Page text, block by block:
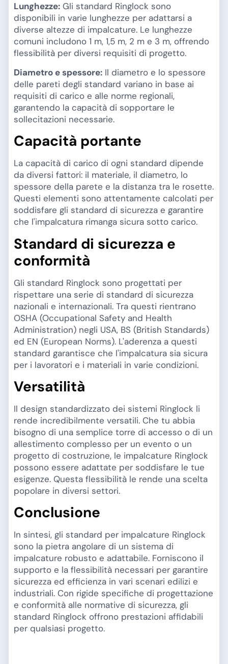
Lunghezze: Gli standard Ringlock sono
disponibili in varie lunghezze per adattarsi a
diverse altezze di impalcature. Le lunghezze
comuni includono 1 m, 1,5 m, 2 m e 3 m, offrendo
flessibilità per diversi requisiti di progetto.
Diametro e spessore: Il diametro e lo spessore
delle pareti degli standard variano in base ai
requisiti di carico e alle norme regionali,
garantendo la capacità di sopportare le
sollecitazioni necessarie.
Capacità portante
La capacità di carico di ogni standard dipende
da diversi fattori: il materiale, il diametro, lo
spessore della parete e la distanza tra le rosette.
Questi elementi sono attentamente calcolati per
soddisfare gli standard di sicurezza e garantire
che l'impalcatura rimanga sicura sotto carico.
Standard di sicurezza e
conformità
Gli standard Ringlock sono progettati per
rispettare una serie di standard di sicurezza
nazionali e internazionali. Tra questi rientrano
OSHA (Occupational Safety and Health
Administration) negli USA, BS (British Standards)
ed EN (European Norms). L'aderenza a questi
standard garantisce che l'impalcatura sia sicura
per i lavoratori e i materiali in varie condizioni.
Versatilità
Il design standardizzato dei sistemi Ringlock li
rende incredibilmente versatili. Che tu abbia
bisogno di una semplice torre di accesso o di un
allestimento complesso per un evento o un
progetto di costruzione, le impalcature Ringlock
possono essere adattate per soddisfare le tue
esigenze. Questa flessibilità le rende una scelta
popolare in diversi settori.
Conclusione
In sintesi, gli standard per impalcature Ringlock
sono la pietra angolare di un sistema di
impalcature robusto e adattabile. Forniscono il
supporto e la flessibilità necessari per garantire
sicurezza ed efficienza in vari scenari edilizi e
industriali. Con rigide specifiche di progettazione
e conformità alle normative di sicurezza, gli
standard Ringlock offrono prestazioni affidabili
per qualsiasi progetto.